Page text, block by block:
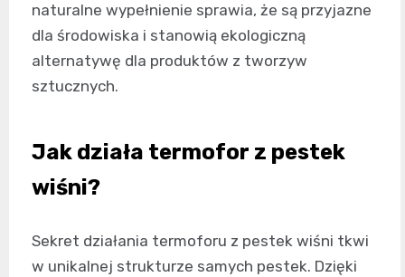
naturalne wypełnienie sprawia, że są przyjazne
dla środowiska i stanowią ekologiczną
alternatywę dla produktów z tworzyw
sztucznych.
Jak działa termofor z pestek
wiśni?
Sekret działania termoforu z pestek wiśni tkwi
w unikalnej strukturze samych pestek. Dzięki